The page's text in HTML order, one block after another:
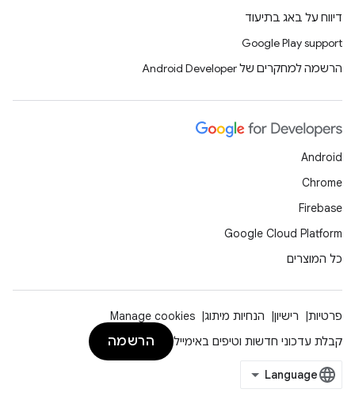
דיווח על באג בתיעוד
Google Play support
הרשמה למחקרים של Android Developer
Android
Chrome
Firebase
Google Cloud Platform
כל המוצרים
פרטיות רישיון הנחיות מיתוג
Manage cookies
קבלת עדכוני חדשות וטיפים באימייל
הרשמה